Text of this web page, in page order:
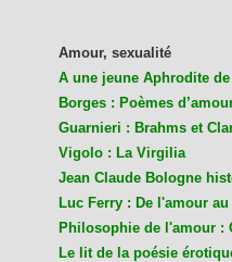
Amour, sexualité
A une jeune Aphrodite
Borges : Poèmes
Guarnieri : Brahms et
Vigolo : La Virgilia
Jean Claude Bologne
Luc Ferry : De l'amour au
Philosophie de l'amour :
Le lit de la poésie